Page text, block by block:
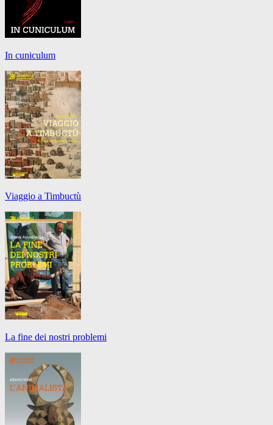
In cuniculum
Viaggio a Timbuctù
La fine dei nostri problemi